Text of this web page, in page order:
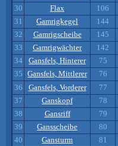
30
Flax 106
31
Gamrigkegel 144
32
Gamrigscheibe 145
33
Gamrigwächter 142
34
Gansfels, Hinterer 75
35 Gansfels, Mittlerer 76
36
Gansfels, Vorderer 77
37
Ganskopf 78
38
Gansriff 79
39
Gansscheibe 80
40
Gansturm 81